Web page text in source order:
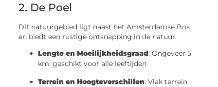
2. De Poel
Dit natuurgebied ligt naast het Amsterdamse Bos
en biedt een rustige ontsnapping in de natuur.
Lengte en Moeilijkheidsgraad: Ongeveer 5
km, geschikt voor alle leeftijden.
Terrein en Hoogteverschillen: Vlak terrein